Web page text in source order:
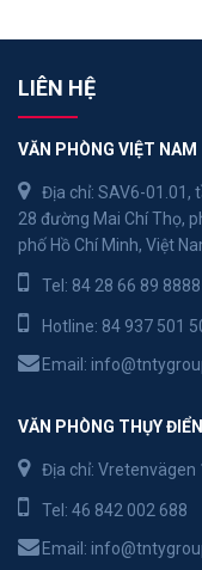
LIÊN HỆ
VĂN PHÒNG VIỆT NAM
Địa chỉ: SAV6-01.01,
28 đường Mai Chí Thọ,
phố Hồ Chí Minh, Việt
Tel: 84 28 66 89 8888
Hotline: 84 937 501
Email:
VĂN PHÒNG THỤY ĐIỂN
Địa chỉ: Vretenvägen
Tel: 46 842 002 688
Email: